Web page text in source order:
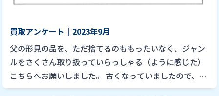
買取アンケート｜2023年9月
父の形見の品を、ただ捨てるのももったいなく、ジャン
ルをさくさん取り扱っていらっしゃる（ように感じた）
こちらへお願いしました。 古くなっていましたので、値
段をつけられるものがあるかもわからない状態でした